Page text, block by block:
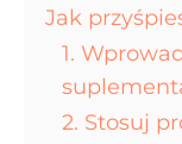
Jak
1.
2. Stosuj